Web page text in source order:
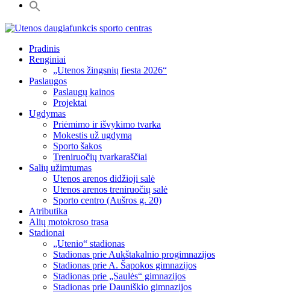
Pradinis
Renginiai
„Utenos žingsnių fiesta 2026“
Paslaugos
Paslaugų kainos
Projektai
Ugdymas
Priėmimo ir išvykimo tvarka
Mokestis už ugdymą
Sporto šakos
Treniruočių tvarkaraščiai
Salių užimtumas
Utenos arenos didžioji salė
Utenos arenos treniruočių salė
Sporto centro (Aušros g. 20)
Atributika
Alių motokroso trasa
Stadionai
„Utenio“ stadionas
Stadionas prie Aukštakalnio progimnazijos
Stadionas prie A. Šapokos gimnazijos
Stadionas prie „Saulės“ gimnazijos
Stadionas prie Dauniškio gimnazijos